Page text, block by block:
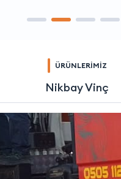
ÜRÜNLERİMİZ
Nikbay Vinç